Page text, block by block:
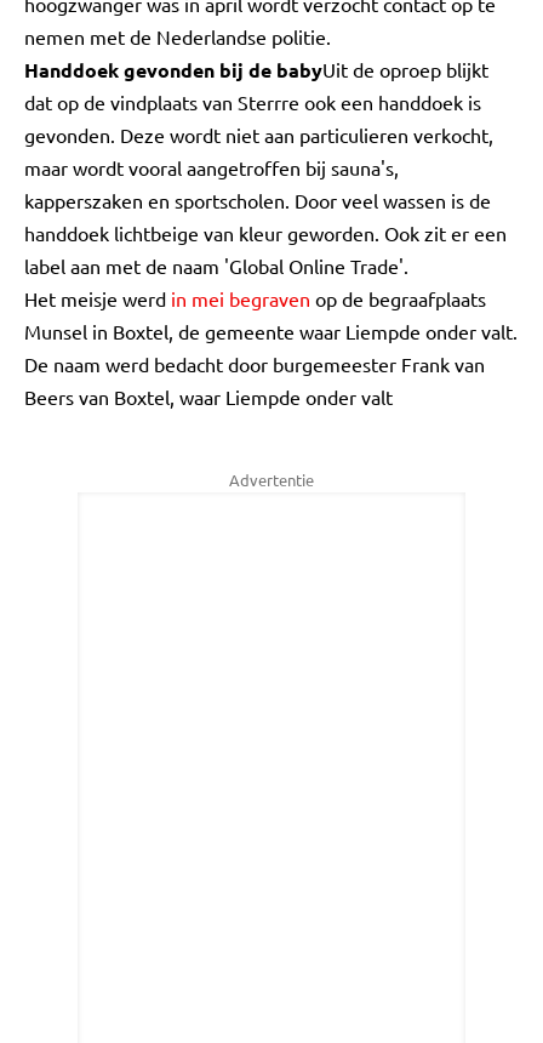
nemen met de Nederlandse politie.
Handdoek gevonden bij de babyUit de oproep blijkt
dat op de vindplaats van Sterrre ook een handdoek is
gevonden. Deze wordt niet aan particulieren verkocht,
maar wordt vooral aangetroffen bij sauna's,
kapperszaken en sportscholen. Door veel wassen is de
handdoek lichtbeige van kleur geworden. Ook zit er een
label aan met de naam 'Global Online Trade'.
Het meisje werd in mei begraven op de begraafplaats
Munsel in Boxtel, de gemeente waar Liempde onder valt.
De naam werd bedacht door burgemeester Frank van
Beers van Boxtel, waar Liempde onder valt
Advertentie